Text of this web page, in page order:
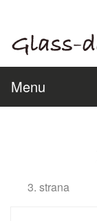
Menu
3. strana